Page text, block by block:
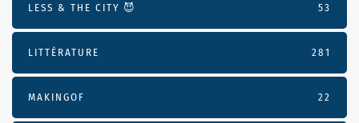
LESS & THE CITY 😈 53
LITTÉRATURE 281
MAKINGOF 22